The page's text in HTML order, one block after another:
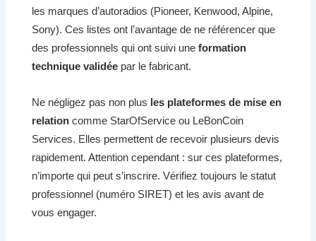
les marques d’autoradios (Pioneer, Kenwood, Alpine,
Sony). Ces listes ont l’avantage de ne référencer que
des professionnels qui ont suivi uneformation
technique validée par le fabricant.
Ne négligez pas non plus les plateformes de mise en
relation comme StarOfService ou LeBonCoin
Services. Elles permettent de recevoir plusieurs devis
rapidement. Attention cependant : sur ces plateformes,
n’importe qui peut s’inscrire. Vérifiez toujours le statut
professionnel (numéro SIRET) et les avis avant de
vous engager.